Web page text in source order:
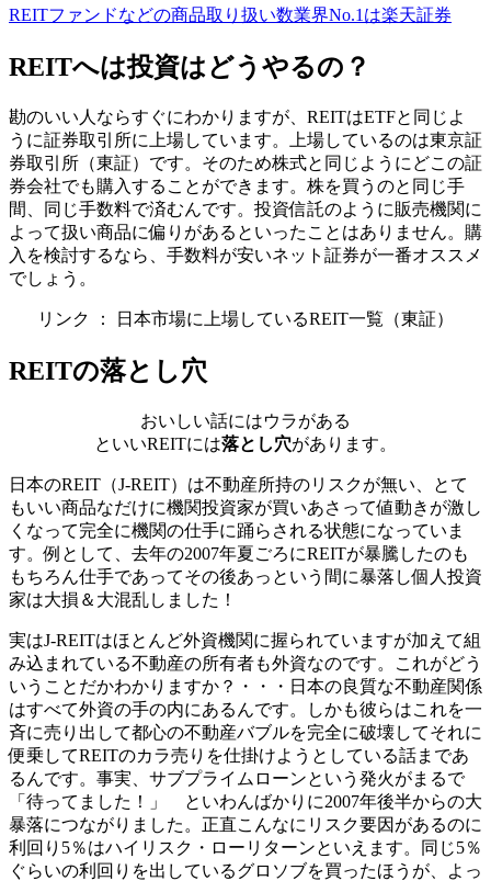
REITファンドなどの商品取り扱い数業界No.1は楽天証券
REITへは投資はどうやるの？
勘のいい人ならすぐにわかりますが、REITはETFと同じよ
うに証券取引所に上場しています。上場しているのは東京証
券取引所（東証）です。そのため株式と同じように どこの証
券会社でも購入することができます。株を買うのと同じ手
間、同じ手数料で済むんです。投資信託のように販売機関に
よって扱い商品に偏りがあるといったことはありません。購
入を検討するなら、手数料が安いネット証券が一番オススメ
でしょう。
リンク ： 日本市場に上場しているREIT一覧（東証）
REITの落とし穴
おいしい話にはウラがある
といいREITには落とし穴があります。
日本のREIT（J-REIT）は不動産所持のリスクが無い、とて
もいい商品なだけに機関投資家が買いあさって値動きが激し
くなって完全に機関の仕手に踊らされる状態になっていま
す。例として、去年の2007年夏ごろにREITが暴騰したのも
もちろん仕手であってその後あっという間に暴落し個人投資
家は大損＆大混乱しました！
実はJ-REITはほとんど外資機関に握られていますが加えて組
み込まれている不動産の所有者も外資なのです。これがどう
いうことだかわかりますか？・・・日本の良質な不動産関係
はすべて外資の手の内にあるんです。しかも彼らはこれを一
斉に売り出して都心の不動産バブルを完全に破壊してそれに
便乗してREITのカラ売りを仕掛けようとしている話まであ
るんです。事実、サブプライムローンという発火がまるで
「待ってました！」 といわんばかりに2007年後半からの大
暴落につながりました。正直こんなにリスク要因があるのに
利回り5％はハイリスク・ローリターンといえます。同じ5％
ぐらいの利回りを出しているグロソブを買ったほうが、よっ